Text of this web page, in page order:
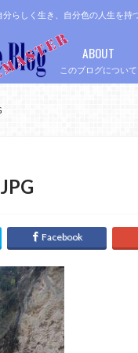
分らしく生き、自分色の人生を持
このブログについて
ABOUT
Facebook